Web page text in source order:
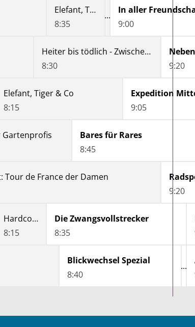
Elefant, Tiger & Co.
8:35
In aller
9:00
Heiter bis tödlich - Zwischen den Zeilen
8:30
9:20
Elefant, Tiger & Co
8:15
9:05
Gartenprofis
Bares für Rares
8:45
Tour de France der Damen
9:20
Hardcore Pawn - Das härteste Pfandhaus Detroits
8:15
Die Zwangsvollstrecker
8:35
Blickwechsel Spezial
8:40